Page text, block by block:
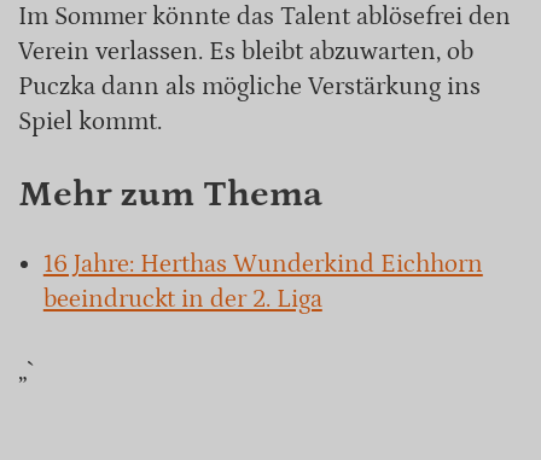
Im Sommer könnte das Talent ablösefrei den
Verein verlassen. Es bleibt abzuwarten, ob
Puczka dann als mögliche Verstärkung ins
Spiel kommt.
Mehr zum Thema
16 Jahre: Herthas Wunderkind Eichhorn
beeindruckt in der 2. Liga
„`